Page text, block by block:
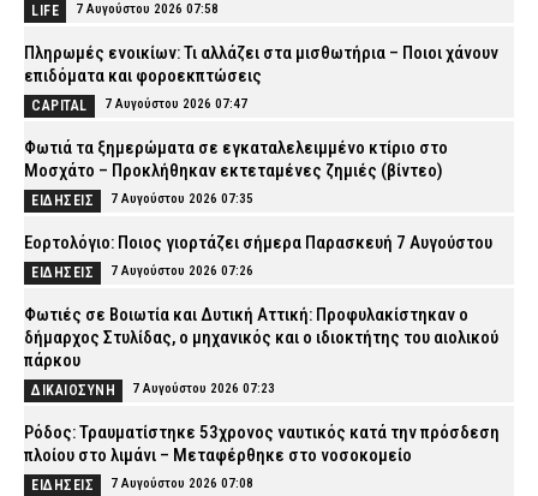
LIFE 7 Αυγούστου 2026 07:58
Πληρωμές ενοικίων: Τι αλλάζει στα μισθωτήρια – Ποιοι χάνουν
επιδόματα και φοροεκπτώσεις
CAPITAL 7 Αυγούστου 2026 07:47
Φωτιά τα ξημερώματα σε εγκαταλελειμμένο κτίριο στο
Μοσχάτο – Προκλήθηκαν εκτεταμένες ζημιές (βίντεο)
ΕΙΔΗΣΕΙΣ 7 Αυγούστου 2026 07:35
Εορτολόγιο: Ποιος γιορτάζει σήμερα Παρασκευή 7 Αυγούστου
ΕΙΔΗΣΕΙΣ 7 Αυγούστου 2026 07:26
Φωτιές σε Βοιωτία και Δυτική Αττική: Προφυλακίστηκαν ο
δήμαρχος Στυλίδας, ο μηχανικός και ο ιδιοκτήτης του αιολικού
πάρκου
ΔΙΚΑΙΟΣΥΝΗ 7 Αυγούστου 2026 07:23
Ρόδος: Τραυματίστηκε 53χρονος ναυτικός κατά την πρόσδεση
πλοίου στο λιμάνι – Μεταφέρθηκε στο νοσοκομείο
ΕΙΔΗΣΕΙΣ 7 Αυγούστου 2026 07:08